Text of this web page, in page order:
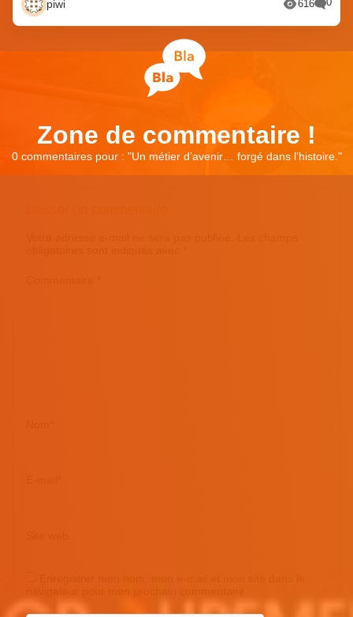
piwi 616
Zone de commentaire !
0 commentaires pour : "Un métier d’avenir… forgé dans l’histoire. "